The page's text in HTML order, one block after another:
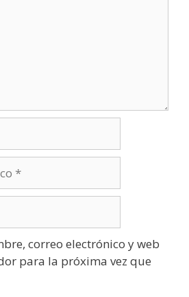
correo electrónico y web
para la próxima vez que